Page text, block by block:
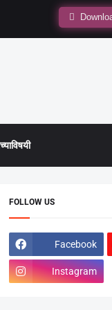
FOLLOW US
Facebook
Instagram